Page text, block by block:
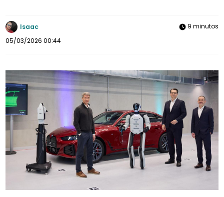
Isaac
05/03/2026 00:44
9 minutos